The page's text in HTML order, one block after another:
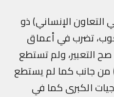
الإنساني) ذو
تضرب في أعماق
ولم تستطع
كما لم يستطع
الكبرى كما في